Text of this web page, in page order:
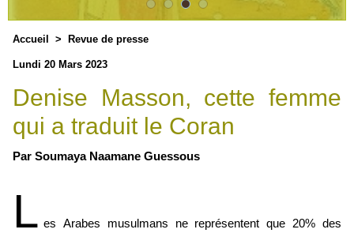
Accueil > Revue de presse
Lundi 20 Mars 2023
Denise Masson, cette femme
qui a traduit le Coran
Par Soumaya Naamane Guessous
L es Arabes musulmans ne représentent que 20% des